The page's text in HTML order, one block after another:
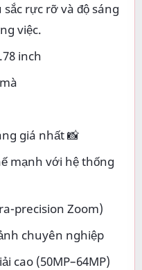
rực rỡ và độ sáng
việc.
inch
giá nhất 📸
mạnh với hệ thống
precision Zoom)
chuyên nghiệp
cao (50MP–64MP)